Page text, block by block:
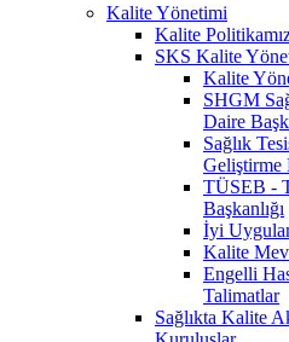
Kalite Yönetimi
Kalite
SKS Kalite
Kalite
SHGM
Daire
Sağlık
Geliştirme
TÜSEB -
Başkanlığı
İyi
Kalite
Engelli
Talimatlar
Sağlıkta Kalite